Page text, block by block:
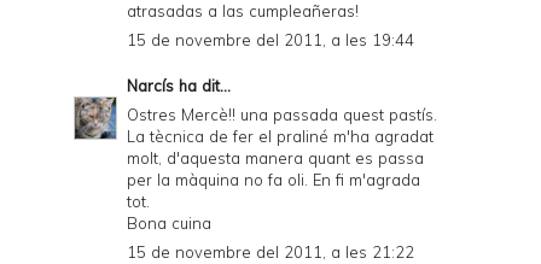
atrasadas a las cumpleañeras!
15 de novembre del 2011, a les 19:44
Narcís ha dit...
Ostres Mercè!! una passada quest pastís.
La tècnica de fer el praliné m'ha agradat
molt, d'aquesta manera quant es passa
per la màquina no fa oli. En fi m'agrada
tot.
Bona cuina
15 de novembre del 2011, a les 21:22